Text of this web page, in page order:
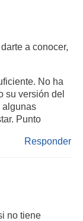
a conocer,
No ha
su versión del
algunas
Punto
Responder
no tiene